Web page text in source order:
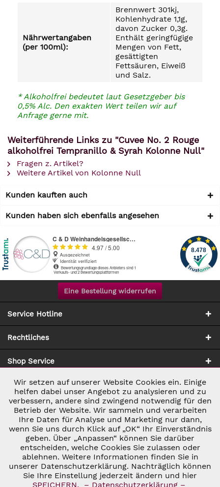
Nährwertangaben
(per 100ml):
Brennwert 301kj,
Kohlenhydrate 1,1g,
davon Zucker 0,3g.
Enthält geringfügige
Mengen von Fett,
gesättigten
Fettsäuren, Eiweiß
und Salz.
* Alkoholfrei bedeutet laut Gesetzgeber bis
0,5% Alc. Den exakten Wert teilen wir auf
Anfrage gerne mit.
Weiterführende Links zu "Cuvee No. 2 Rouge
alkoholfrei Tempranillo & Syrah Kolonne Null"
Fragen z. Artikel?
Weitere Artikel von Kolonne Null
Kunden kauften auch
Kunden haben sich ebenfalls angesehen
Eine Bestellung widerrufen
Service Hotline
Rechtliches
Shop Service
Zahlung & Versand
* ALLE PREISE INKL. GESETZL. UMSATZSTEUER ZZGL.
VERSANDKOSTEN UND GGF. NACHNAHMEGEBÜHREN, WENN NICHT
ANDERS BESCHRIEBEN
© 2026 C&D WEINHANDEL - ALL RIGHTS RESERVED. THEME BY
Notwendig Aktiv
Marketing Inaktiv
Tracking Inaktiv
Personalisierung Inaktiv
Wir setzen auf unserer Website Cookies ein. Einige
helfen dabei unser Angebot zu analysieren und zu
verbessern, andere sind zwingend notwendig für den
Betrieb der Website. Wir sammeln und verarbeiten
Ihre Daten für Analyse und Marketing nur dann,
wenn Sie uns durch Klick auf „OK“ Ihr Einverständnis
geben. Über „Anpassen“ können Sie darüber
entscheiden, welche Cookies Sie zulassen oder
ablehnen. Weitere Informationen finden Sie in
unserer Datenschutzerklärung. Nachträglich können
Sie Ihre Einstellung jederzeit ändern und hier
SPEICHERN.
– Datenschutzerklärung –